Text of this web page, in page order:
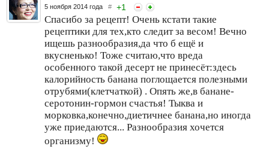
5 ноября 2014 года # +1
Спасибо за рецепт! Очень кстати такие
рецептики для тех,кто следит за весом! Вечно
ищешь разнообразия,да что б ещё и
вкусненько! Тоже считаю,что вреда
особенного такой десерт не принесёт:здесь
калорийность банана поглощается полезными
отрубями(клетчаткой) . Опять же,в банане-
серотонин-гормон счастья! Тыква и
морковка,конечно,диетичнее банана,но иногда
уже приедаются... Разнообразия хочется
организму!